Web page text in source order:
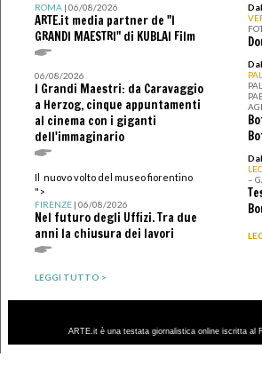
ROMA| 06/08/2026
ARTE.it media partner de "I
GRANDI MAESTRI" di KUBLAI Film
06/08/2026
I Grandi Maestri: da Caravaggio
a Herzog, cinque appuntamenti
al cinema con i giganti
dell'immaginario
Il nuovo volto del museo fiorentino
">
FIRENZE| 06/08/2026
Nel futuro degli Uffizi. Tra due
anni la chiusura dei lavori
LEGGI TUTTO >
–
ARTE.it è una testata giornalistica online iscritta al